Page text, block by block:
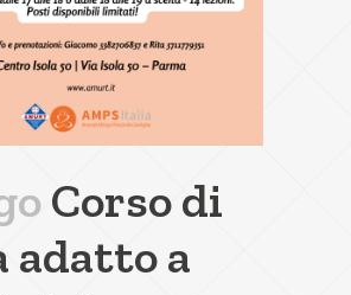
Corso di
adatto a